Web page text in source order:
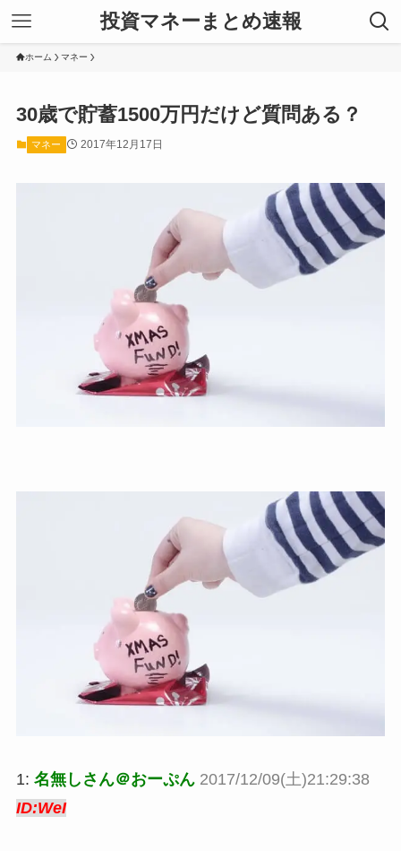
投資マネーまとめ速報
ホーム マネー
30歳で貯蓄1500万円だけど質問ある？
マネー 2017年12月17日
1: 名無しさん＠おーぷん 2017/12/09(土)21:29:38
ID:WeI